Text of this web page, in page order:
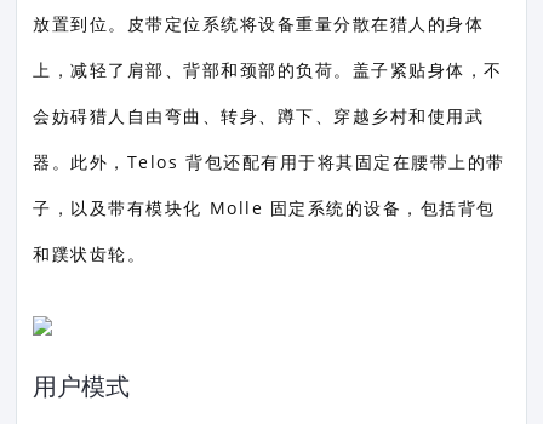
放置到位。皮带定位系统将设备重量分散在猎人的身体
上，减轻了肩部、背部和颈部的负荷。盖子紧贴身体，不
会妨碍猎人自由弯曲、转身、蹲下、穿越乡村和使用武
器。此外，Telos 背包还配有用于将其固定在腰带上的带
子，以及带有模块化 Molle 固定系统的设备，包括背包
和蹼状齿轮。
用户模式